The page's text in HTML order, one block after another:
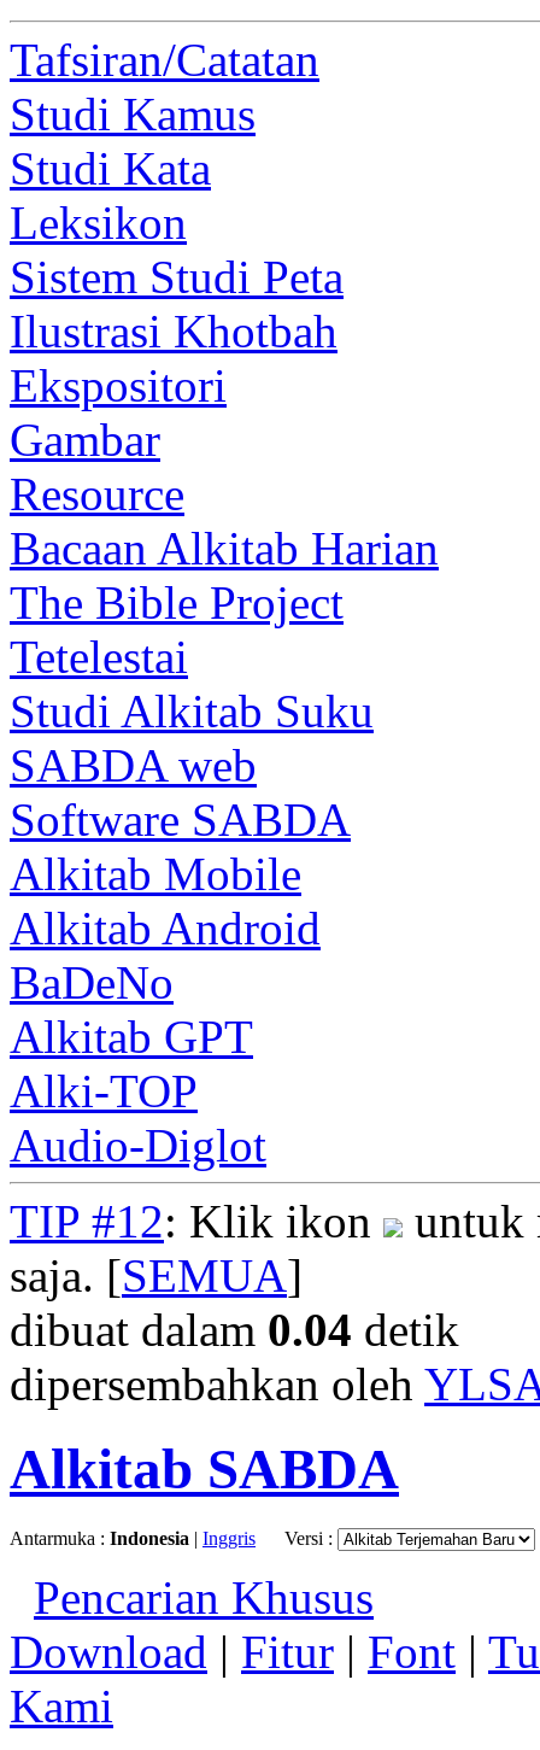
Tafsiran/Catatan
Studi Kamus
Studi Kata
Leksikon
Sistem Studi Peta
Ilustrasi Khotbah
Ekspositori
Gambar
Resource
Bacaan Alkitab Harian
The Bible Project
Tetelestai
Studi Alkitab Suku
SABDA web
Software SABDA
Alkitab Mobile
Alkitab Android
BaDeNo
Alkitab GPT
Alki-TOP
Audio-Diglot
TIP #12: Klik ikon
untuk
saja. [SEMUA]
dibuat dalam 0.04 detik
dipersembahkan oleh
Alkitab SABDA
Antarmuka : Indonesia | Inggris Versi :
Pencarian Khusus
Download | Fitur | Font |
Kami